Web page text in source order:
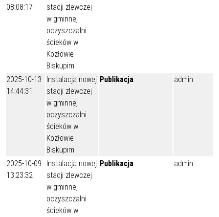
08:08:17
stacji zlewczej
w gminnej
oczyszczalni
ścieków w
Kozłowie
Biskupim
2025-10-13
14:44:31
Instalacja nowej
stacji zlewczej
w gminnej
oczyszczalni
ścieków w
Kozłowie
Biskupim
Publikacja admin
2025-10-09
13:23:32
Instalacja nowej
stacji zlewczej
w gminnej
oczyszczalni
ścieków w
Publikacja admin